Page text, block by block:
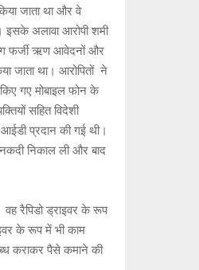
जाता था और वे
अलावा आरोपी शमी
फर्जी ऋण आवेदनों और
जाता था। आरोपितों ने
गए मोबाइल फोन के
सहित विदेशी
प्रदान की गई थी।
निकाल ली और बाद
वह रैपिडो ड्राइवर के रूप
के रूप में भी काम
कराकर पैसे कमाने की